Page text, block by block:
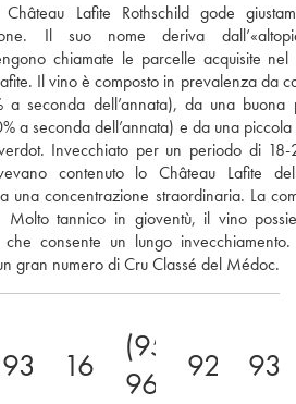
Lafite Rothschild gode
Il suo nome deriva
chiamate le parcelle acquisite
Il vino è composto in prevalenza da
a seconda dell’annata), da una buona
a seconda dell’annata) e da una
Invecchiato per un periodo di 18-
contenuto lo Château Lafite
una concentrazione straordinaria. La
Molto tannico in gioventù, il vino
che consente un lungo
gran numero di Cru Classé del Médoc.
93 16.5
(95-
96)
92 93